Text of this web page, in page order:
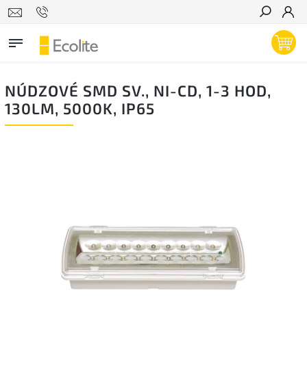
Hľadať
NÚDZOVÉ SMD SV., NI-CD, 1-3 HOD,
130LM, 5000K, IP65